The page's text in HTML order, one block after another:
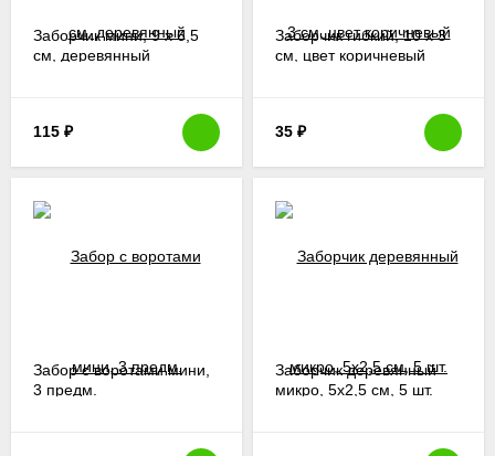
Заборчик мини, 9 х 6,5
см, деревянный
115 ₽
Заборчик гибкий, 10 х 3
см, цвет коричневый
35 ₽
Забор с воротами мини,
3 предм.
Заборчик деревянный
микро, 5х2,5 см, 5 шт.